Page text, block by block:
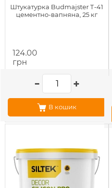
Штукатурка Budmajster Т-41
цементно-вапняна, 25 кг
124.00
грн
В кошик